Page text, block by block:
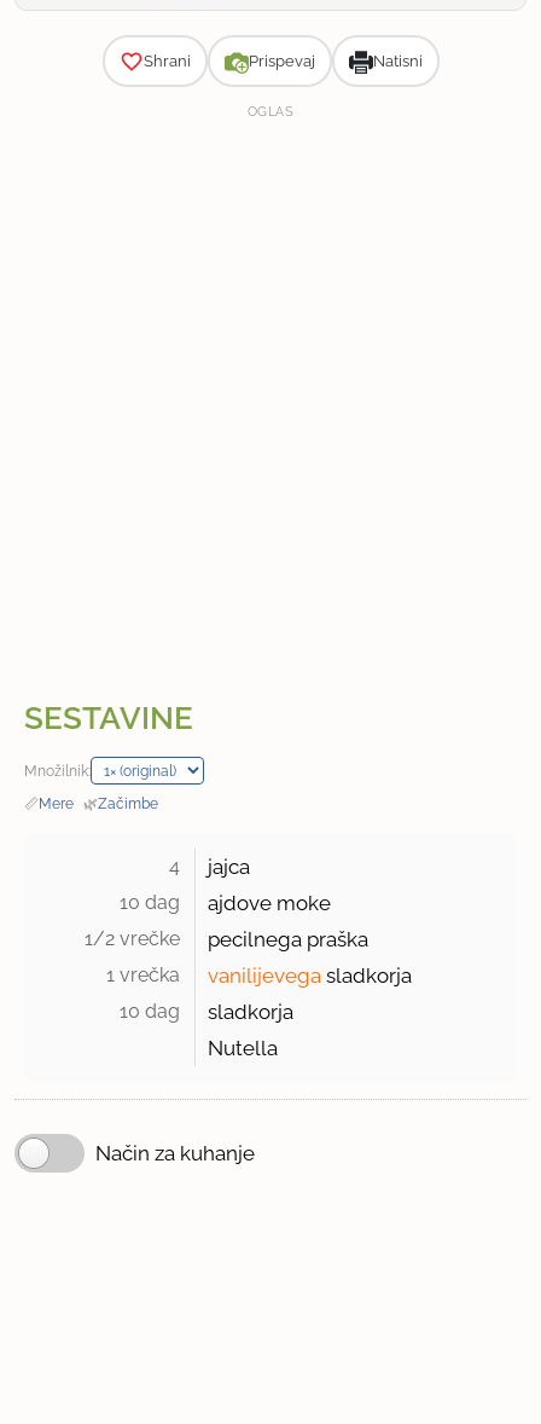
Shrani Prispevaj Natisni
OGLAS
SESTAVINE
Množilnik:
📏Mere · 🌿Začimbe
4 jajca
10 dag ajdove moke
1/2 vrečke pecilnega praška
1 vrečka vanilijevega sladkorja
10 dag
sladkorja
Nutella
Način za kuhanje